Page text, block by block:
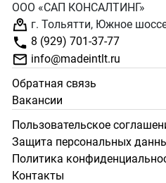
ООО «САП КОНСАЛТИНГ»
г. Тольятти, Южное
8 (929) 701-37-77
info@madeintlt.ru
Обратная связь
Вакансии
Пользовательское
Защита персональных
Политика
Контакты